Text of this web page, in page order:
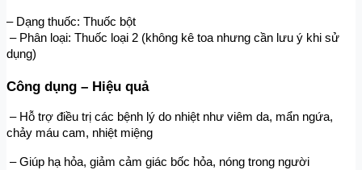
– Dạng thuốc: Thuốc bột
dụng)
Công dụng – Hiệu quả
– Hỗ trợ điều trị các bệnh lý do nhiệt như viêm da, mẩn ngứa,
chảy máu cam, nhiệt miệng
– Giúp hạ hỏa, giảm cảm giác bốc hỏa, nóng trong người